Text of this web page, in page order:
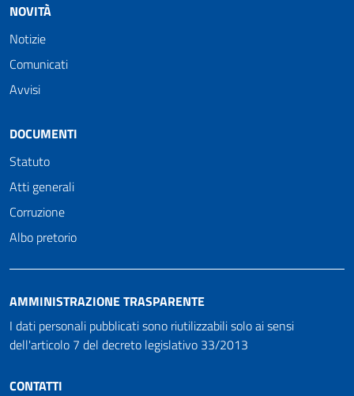
NOVITÀ
Notizie
Comunicati
Avvisi
DOCUMENTI
Statuto
Atti generali
Corruzione
Albo pretorio
AMMINISTRAZIONE TRASPARENTE
I dati personali pubblicati sono riutilizzabili solo ai sensi
dell'articolo 7 del decreto legislativo 33/2013
CONTATTI